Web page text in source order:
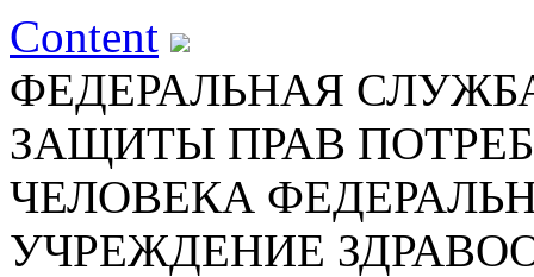
Content
ФЕДЕРАЛЬНАЯ
ЗАЩИТЫ ПРАВ
ЧЕЛОВЕКА
УЧРЕЖДЕНИЕ